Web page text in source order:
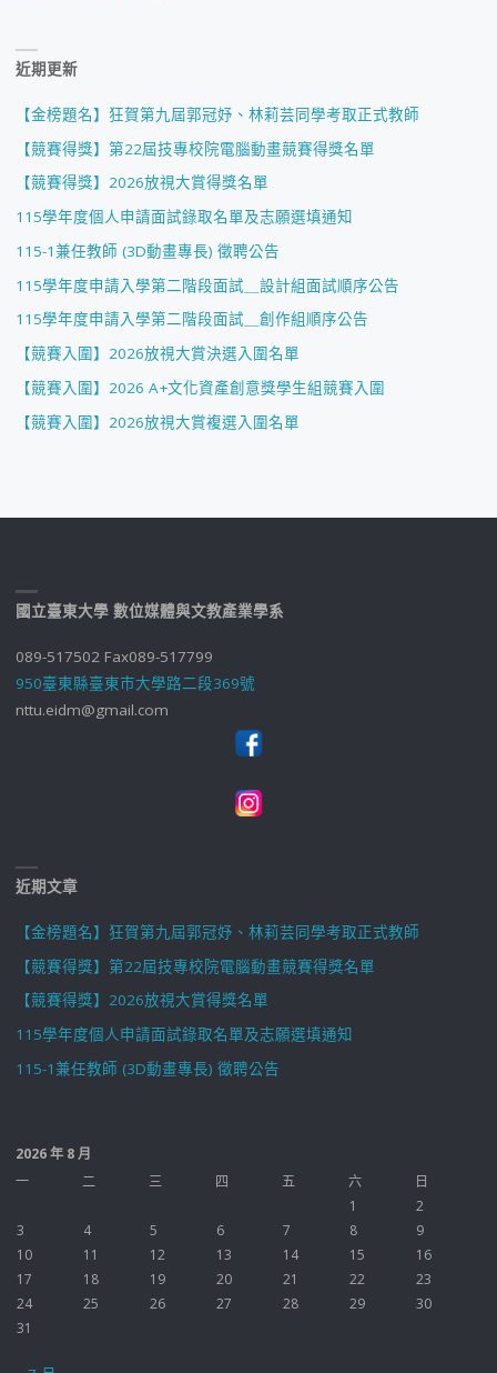
近期更新
【金榜題名】狂賀第九屆郭冠妤、林莉芸同學考取正式教師
【競賽得獎】第22屆技專校院電腦動畫競賽得獎名單
【競賽得獎】2026放視大賞得獎名單
115學年度個人申請面試錄取名單及志願選填通知
115-1兼任教師 (3D動畫專長) 徵聘公告
115學年度申請入學第二階段面試＿設計組面試順序公告
115學年度申請入學第二階段面試＿創作組順序公告
【競賽入圍】2026放視大賞決選入圍名單
【競賽入圍】2026 A+文化資產創意獎學生組競賽入圍
【競賽入圍】2026放視大賞複選入圍名單
國立臺東大學 數位媒體與文教產業學系
089-517502 Fax089-517799
950臺東縣臺東市大學路二段369號
nttu.eidm@gmail.com
近期文章
【金榜題名】狂賀第九屆郭冠妤、林莉芸同學考取正式教師
【競賽得獎】第22屆技專校院電腦動畫競賽得獎名單
【競賽得獎】2026放視大賞得獎名單
115學年度個人申請面試錄取名單及志願選填通知
115-1兼任教師 (3D動畫專長) 徵聘公告
2026 年 8 月
一
二 三 四 五 六
日
1
2
3
4 5 6 7 8
9
10
11 12 13 14 15
16
17
18 19 20 21 22
23
24
25 26 27 28 29
30
31